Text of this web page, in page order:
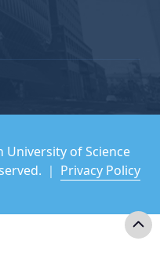
of Science
｜ Privacy Policy